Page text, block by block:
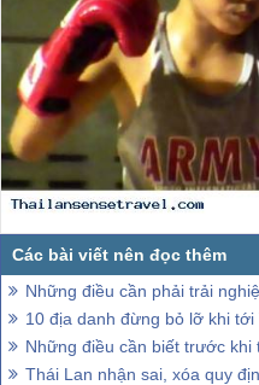
Những điều cần phải trải
10 địa danh đừng bỏ lỡ khi tới
Những điều cần biết trước khi trải
Thái Lan nhận sai, xóa quy